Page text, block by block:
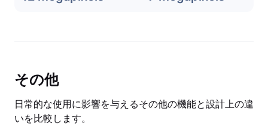
その他
日常的な使用に影響を与えるその他の機能と設計上の違
いを比較します。